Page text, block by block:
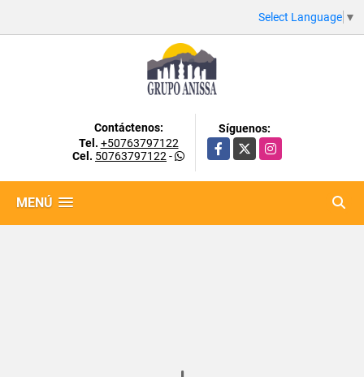
Select Language ▼
Contáctenos:
Tel. +50763797122
Cel. 50763797122 -
Síguenos:
Facebook
X Instagram
MENÚ